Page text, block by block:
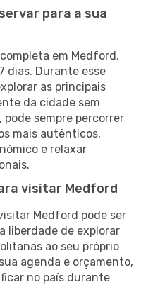
para a sua
em Medford,
dias. Durante esse
as principais
da cidade sem
pode sempre percorrer
mais autênticos,
e relaxar
visitar Medford
Medford pode ser
liberdade de explorar
ao seu próprio
agenda e orçamento,
no país durante